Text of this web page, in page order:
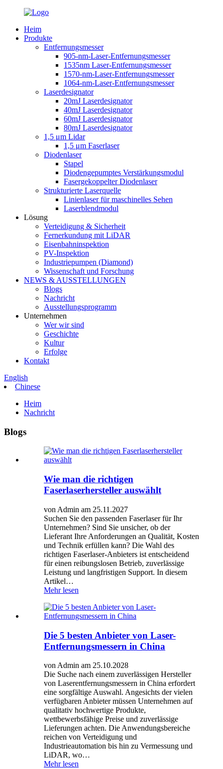
Heim
Produkte
Entfernungsmesser
905-nm-Laser-Entfernungsmesser
1535nm Laser-Entfernungsmesser
1570-nm-Laser-Entfernungsmesser
1064-nm-Laser-Entfernungsmesser
Laserdesignator
20mJ Laserdesignator
40mJ Laserdesignator
60mJ Laserdesignator
80mJ Laserdesignator
1,5 μm Lidar
1,5 μm Faserlaser
Diodenlaser
Stapel
Diodengepumptes Verstärkungsmodul
Fasergekoppelter Diodenlaser
Strukturierte Laserquelle
Linienlaser für maschinelles Sehen
Laserblendmodul
Lösung
Verteidigung & Sicherheit
Fernerkundung mit LiDAR
Eisenbahninspektion
PV-Inspektion
Industriepumpen (Diamond)
Wissenschaft und Forschung
NEWS & AUSSTELLUNGEN
Blogs
Nachricht
Ausstellungsprogramm
Unternehmen
Wer wir sind
Geschichte
Kultur
Erfolge
Kontakt
English
Chinese
Heim
Nachricht
Blogs
Wie man die richtigen
Faserlaserhersteller auswählt
von Admin am 25.11.2027
Suchen Sie den passenden Faserlaser für Ihr
Unternehmen? Sind Sie unsicher, ob der
Lieferant Ihre Anforderungen an Qualität, Kosten
und Technik erfüllen kann? Die Wahl des
richtigen Faserlaser-Anbieters ist entscheidend
für einen reibungslosen Betrieb, zuverlässige
Leistung und langfristigen Support. In diesem
Artikel…
Mehr lesen
Die 5 besten Anbieter von Laser-
Entfernungsmessern in China
von Admin am 25.10.2028
Die Suche nach einem zuverlässigen Hersteller
von Laserentfernungsmessern in China erfordert
eine sorgfältige Auswahl. Angesichts der vielen
verfügbaren Anbieter müssen Unternehmen auf
qualitativ hochwertige Produkte,
wettbewerbsfähige Preise und zuverlässige
Lieferungen achten. Die Anwendungsbereiche
reichen von Verteidigung und
Industrieautomation bis hin zu Vermessung und
LiDAR, wo…
Mehr lesen